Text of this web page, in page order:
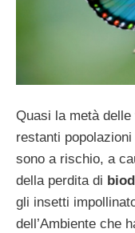
Quasi la metà delle
restanti
sono a rischio, a
della perdita di
gli insetti
dell’Ambiente che